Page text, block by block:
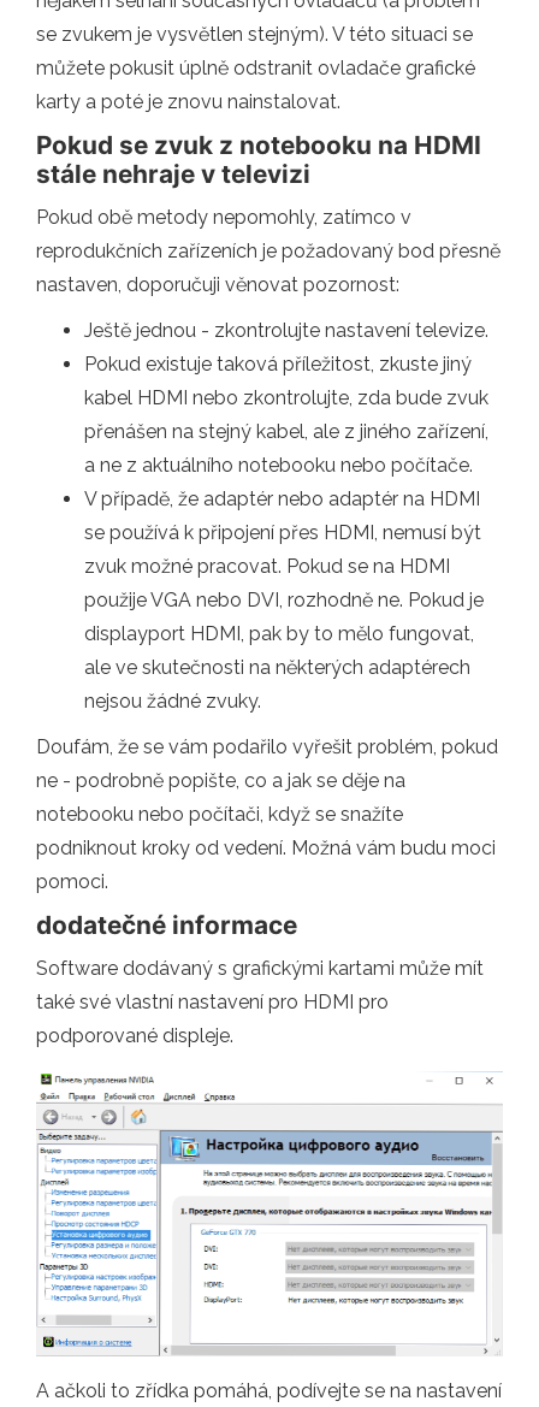
se zvukem je vysvětlen stejným). V této situaci se
můžete pokusit úplně odstranit ovladače grafické
karty a poté je znovu nainstalovat.
Pokud se zvuk z notebooku na HDMI
stále nehraje v televizi
Pokud obě metody nepomohly, zatímco v
reprodukčních zařízeních je požadovaný bod přesně
nastaven, doporučuji věnovat pozornost:
Ještě jednou - zkontrolujte nastavení televize.
Pokud existuje taková příležitost, zkuste jiný
kabel HDMI nebo zkontrolujte, zda bude zvuk
přenášen na stejný kabel, ale z jiného zařízení,
a ne z aktuálního notebooku nebo počítače.
V případě, že adaptér nebo adaptér na HDMI
se používá k připojení přes HDMI, nemusí být
zvuk možné pracovat. Pokud se na HDMI
použije VGA nebo DVI, rozhodně ne. Pokud je
displayport HDMI, pak by to mělo fungovat,
ale ve skutečnosti na některých adaptérech
nejsou žádné zvuky.
Doufám, že se vám podařilo vyřešit problém, pokud
ne - podrobně popište, co a jak se děje na
notebooku nebo počítači, když se snažíte
podniknout kroky od vedení. Možná vám budu moci
pomoci.
dodatečné informace
Software dodávaný s grafickými kartami může mít
také své vlastní nastavení pro HDMI pro
podporované displeje.
A ačkoli to zřídka pomáhá, podívejte se na nastavení